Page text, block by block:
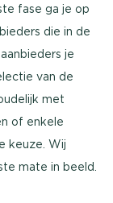
fase ga je op
die in de
je
van de
met
of enkele
keuze. Wij
mate in beeld.